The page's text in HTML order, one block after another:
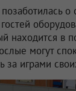
находится в
могут
за играми